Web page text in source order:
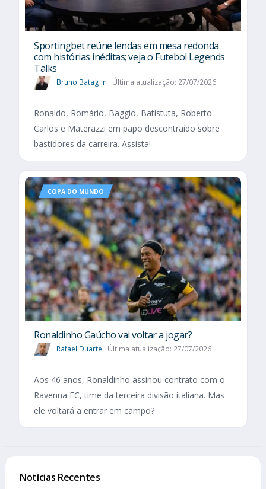
Sportingbet reúne lendas em mesa redonda
com histórias inéditas; veja o Futebol Legends
Talks
Bruno Bataglin Última atualização: 27/07/2026
Ronaldo, Romário, Baggio, Batistuta, Roberto
Carlos e Materazzi em papo descontraído sobre
bastidores da carreira. Assista!
COPA DO MUNDO
Ronaldinho Gaúcho vai voltar a jogar?
Rafael Duarte Última atualização: 27/07/2026
Aos 46 anos, Ronaldinho assinou contrato com o
Ravenna FC, time da terceira divisão italiana. Mas
ele voltará a entrar em campo?
Notícias Recentes